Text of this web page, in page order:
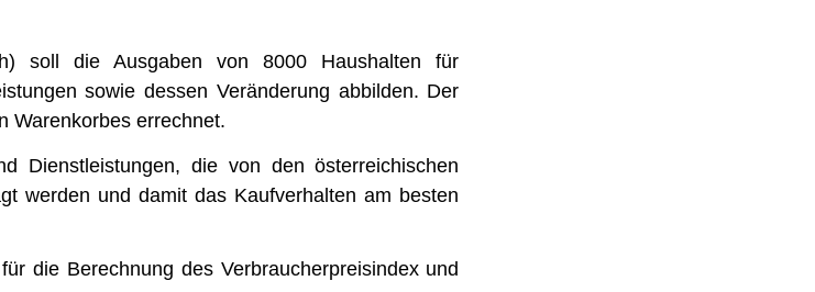
soll die Ausgaben von 8000 Haushalten für
sowie dessen Veränderung abbilden. Der
Warenkorbes errechnet.
Dienstleistungen, die von den österreichischen
werden und damit das Kaufverhalten am besten
die Berechnung des Verbraucherpreisindex und